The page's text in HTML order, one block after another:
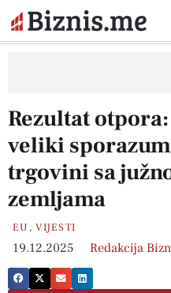
Rezultat
veliki
trgovini sa
zemljama
EU ,VIJESTI
19.12.2025 Redakcija